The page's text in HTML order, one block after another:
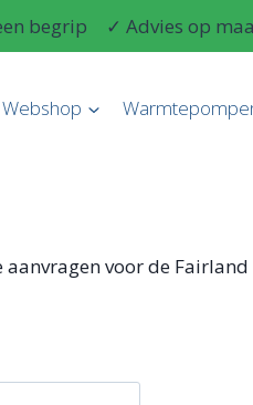
begrip ✓ Advies op
Webshop
voor de